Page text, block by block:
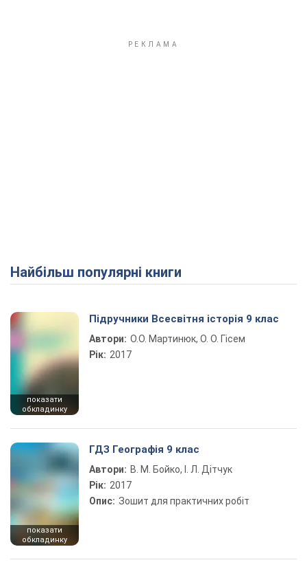
Найбільш популярні книги
показати
обкладинку
Підручники Всесвітня історія 9 клас
Автори: О.О. Мартинюк, О. О. Гісем
Рік: 2017
показати
обкладинку
ГДЗ Географія 9 клас
Автори: В. М. Бойко, І. Л. Дітчук
Рік: 2017
Опис: Зошит для практичних робіт